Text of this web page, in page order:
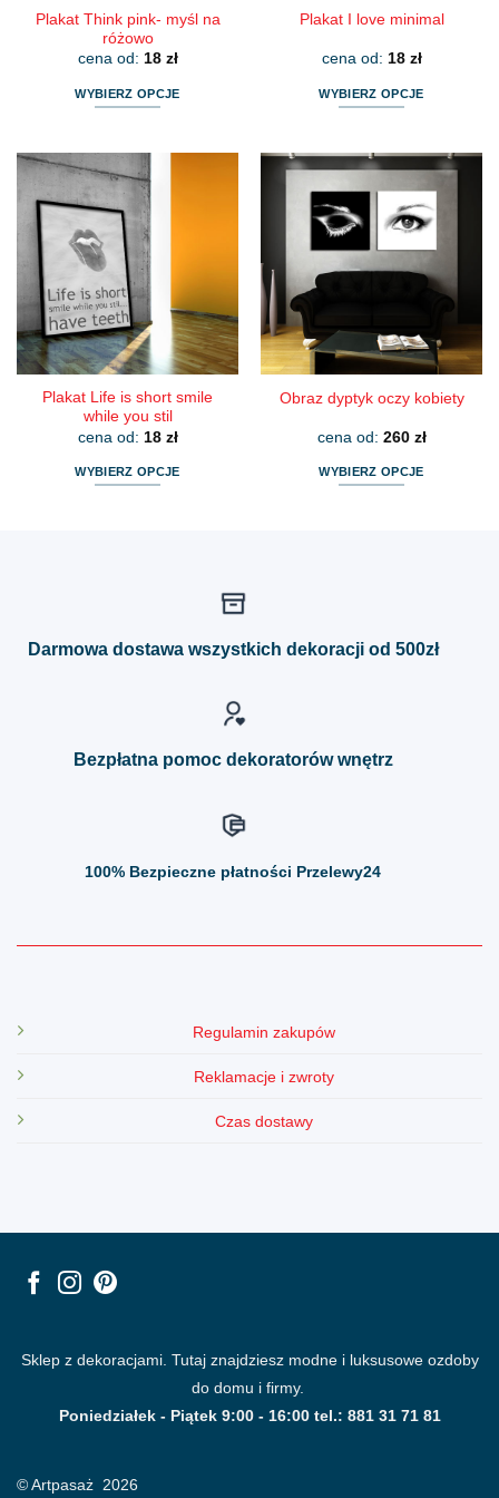
Plakat Think pink- myśl na
różowo
cena od: 18 zł
WYBIERZ OPCJE
ma
wiele
wariantów.
Opcje
można
wybrać
na
stronie
produktu
Plakat I love minimal
cena od: 18 zł
WYBIERZ OPCJE
ma
wiele
wariantów.
Opcje
stronie
produktu
Plakat Life is short smile
while you stil
cena od: 18 zł
WYBIERZ OPCJE
Obraz dyptyk oczy kobiety
cena od: 260 zł
WYBIERZ OPCJE
można
Darmowa dostawa wszystkich dekoracji od 500zł
Bezpłatna pomoc dekoratorów wnętrz
100% Bezpieczne płatności Przelewy24
Regulamin zakupów
Reklamacje i zwroty
Czas dostawy
Sklep z dekoracjami. Tutaj znajdziesz modne i luksusowe ozdoby
do domu i firmy.
Poniedziałek - Piątek 9:00 - 16:00 tel.: 881 31 71 81
© Artpasaż 2026